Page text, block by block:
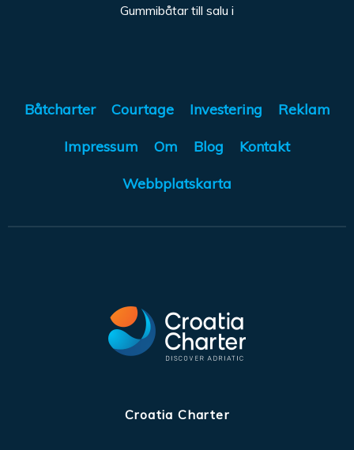
Gummibåtar till salu i
Båtcharter Courtage Investering Reklam
Impressum Om Blog Kontakt
Webbplatskarta
Croatia Charter